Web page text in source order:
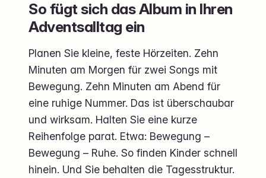
So fügt sich das Album in Ihren
Adventsalltag ein
Planen Sie kleine, feste Hörzeiten. Zehn
Minuten am Morgen für zwei Songs mit
Bewegung. Zehn Minuten am Abend für
eine ruhige Nummer. Das ist überschaubar
und wirksam. Halten Sie eine kurze
Reihenfolge parat. Etwa: Bewegung –
Bewegung – Ruhe. So finden Kinder schnell
hinein. Und Sie behalten die Tagesstruktur.